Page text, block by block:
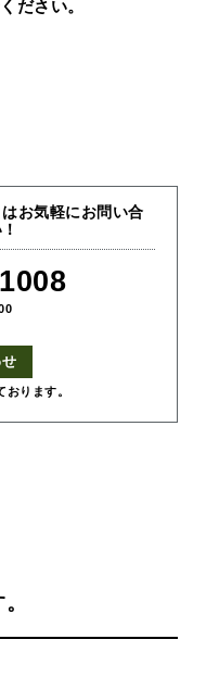
ださい。
お気軽にお問い合
おります。